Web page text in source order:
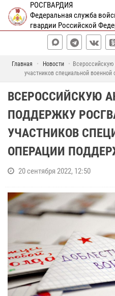
РОСГВАРДИЯ
Федеральная служба
гвардии Российской
Главная Новости
участников специальной
ВСЕРОССИЙСКУЮ
ПОДДЕРЖКУ
УЧАСТНИКОВ
ОПЕРАЦИИ
20 сентября 2022, 12:50